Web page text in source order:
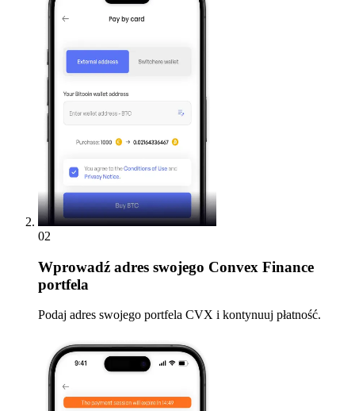
02
Wprowadź adres swojego Convex Finance
portfela
Podaj adres swojego portfela CVX i kontynuuj płatność.